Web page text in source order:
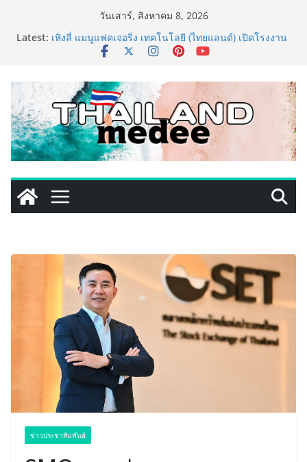
วันเสาร์, สิงหาคม 8, 2026
Latest: เหิงลี่ แมนูแฟคเจอริ่ง เทคโนโลยี (ไทยแลนด์) เปิดโรงงาน
แห่งใหม่ในชลบุรี เดินหน้าขยายฐานการผลิตสู่เอเชียตะวัน
TECNO ประกาศทรานส์ฟอร์มจากเกมมิ่งโฟน สู่ไลฟ์สไตล์
แฟชั่นไอเท็ม เสิร์ฟใหญ่ปักหมุดแลนมาร์คใหม่กลางสถานี
MRT วาง POVA 8 Series จุดเริ่มต้นครั้งสำคัญ
PIPPER STANDARD® เปิดตัวแชมพูอาบน้ำ และ โฟมอาบ
แห้งสัตว์เลี้ยง ชูนวัตกรรมพลังธรรมชาติ “Zero-Residue”
เลียขนได้ ปลอดภัย ไร้สารตกค้าง
เริ่มแล้ว! อ.ต.ก.แฟร์ 4 ภาค @ภาคกลาง “มนต์เสน่ห์เกษตร
ไทย สู่ใจกลางมหานคร” ชวนชิม ช้อป สินค้าเกษตร
คุณภาพจากทั่วไทย วันนี้ – 8 สิงหาคมนี้ ณ ลานคนเมือง
ททท. ประกาศความสำเร็จ Village to the World Season
5 ผนึก 9 พันธมิตร ขับเคลื่อน ESG Tourism สืบสานพระ
ข่าวประชาสัมพันธ์